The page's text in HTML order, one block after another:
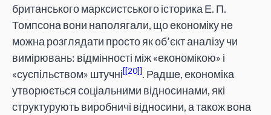
британського марксистського історика Е. П.
Томпсона вони наполягали, що економіку не
можна розглядати просто як об’єкт аналізу чи
вимірювань: відмінності між «економікою» і
«суспільством» штучні [20] . Радше, економіка
утворюється соціальними відносинами, які
структурують виробничі відносини, а також вона